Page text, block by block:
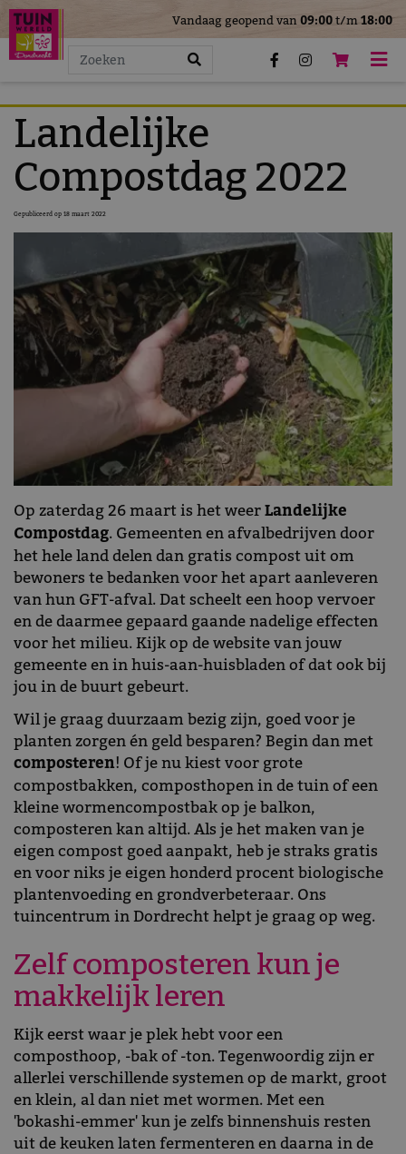
Vandaag geopend van09:00t/m18:00
Landelijke
Compostdag 2022
Gepubliceerd op 18 maart 2022
Op zaterdag 26 maart is het weerLandelijke
Compostdag. Gemeenten en afvalbedrijven door
het hele land delen dan gratis compost uit om
bewoners te bedanken voor het apart aanleveren
van hun GFT-afval. Dat scheelt een hoop vervoer
en de daarmee gepaard gaande nadelige effecten
voor het milieu. Kijk op de website van jouw
gemeente en in huis-aan-huisbladen of dat ook bij
jou in de buurt gebeurt.
Wil je graag duurzaam bezig zijn, goed voor je
planten zorgen én geld besparen? Begin dan met
composteren! Of je nu kiest voor grote
compostbakken, composthopen in de tuin of een
kleine wormencompostbak op je balkon,
composteren kan altijd. Als je het maken van je
eigen compost goed aanpakt, heb je straks gratis
en voor niks je eigen honderd procent biologische
plantenvoeding en grondverbeteraar. Ons
tuincentrum in Dordrecht helpt je graag op weg.
Zelf composteren kun je
makkelijk leren
Kijk eerst waar je plek hebt voor een
composthoop, -bak of -ton. Tegenwoordig zijn er
allerlei verschillende systemen op de markt, groot
en klein, al dan niet met wormen. Met een
'bokashi-emmer' kun je zelfs binnenshuis resten
uit de keuken laten fermenteren en daarna in de